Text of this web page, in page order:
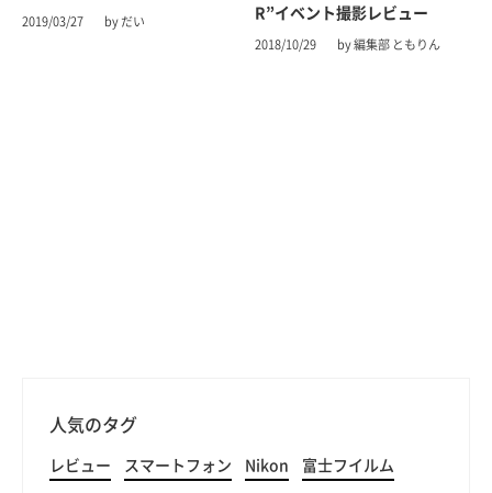
2019/03/27 by だい
R”イベント撮影レビュー
2018/10/29 by 編集部 ともりん
人気のタグ
レビュー スマートフォン Nikon 富士フイルム